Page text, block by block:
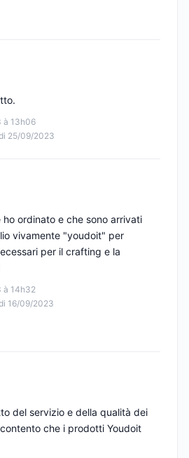
à 13h06
25/09/2023
à 14h32
16/09/2023
ordinato e che sono arrivati
vivamente "youdoit" per
per il crafting e la
del servizio e della qualità dei
che i prodotti Youdoit